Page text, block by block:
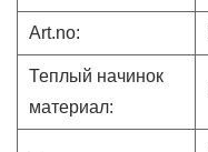
Art.no:
Теплый начинок
материал: